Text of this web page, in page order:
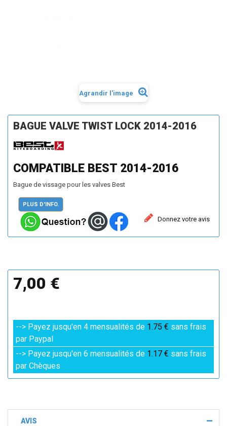
Agrandir l'image
BAGUE VALVE TWIST LOCK 2014-2016
COMPATIBLE BEST 2014-2016
Bague de vissage pour les valves Best
PLUS D'INFO.
Donnez votre avis
7,00 €
--> Payez jusqu'en 4 mensualités de 1.75 € sans frais
par Paypal
--> Payez jusqu'en 6 mensualités de 1.17 € sans frais
par Chèques
AVIS